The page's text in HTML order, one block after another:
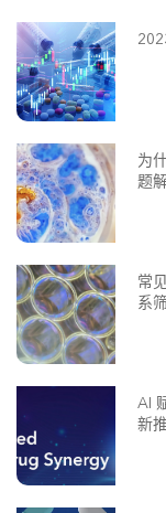
为
题
常
系
AI
新